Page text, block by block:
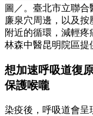
圖／。臺北市立聯
廉泉穴周邊，以及
附近的循環，減輕
林森中醫昆明院區提
想加速呼吸道復
保護喉嚨
染疫後，呼吸道會呈